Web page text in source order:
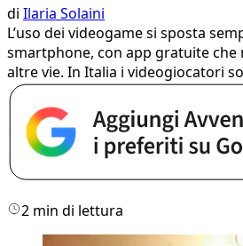
di Ilaria Solaini
L’uso dei videogame si sposta
smartphone, con app gratuite
altre vie. In Italia i videogiocatori
2 min di lettura